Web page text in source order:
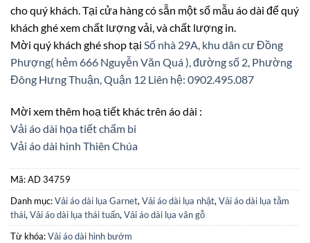
cho quý khách. Tại cửa hàng có sẵn một số mẫu áo dài để quý
khách ghé xem chất lượng vải, và chất lượng in.
Mời quý khách ghé shop tại Số nhà 29A, khu dân cư Đồng
Phượng( hẻm 666 Nguyễn Văn Quá ), đường số 2, Phường
Đông Hưng Thuận, Quận 12 Liên hệ: 0902.495.087
Mời xem thêm hoạ tiết khác trên áo dài :
Vải áo dài họa tiết chấm bi
Vải áo dài hình Thiên Chúa
Mã:AD 34759
Danh mục:Vải áo dài lụa Garnet,Vải áo dài lụa nhật,Vải áo dài lụa tằm
thái,Vải áo dài lụa thái tuấn,Vải áo dài lụa vân gỗ
Từ khóa:Vải áo dài hình bướm